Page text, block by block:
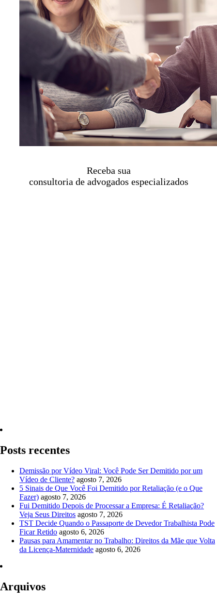
Receba sua
consultoria de advogados especializados
Posts recentes
Demissão por Vídeo Viral: Você Pode Ser Demitido por um
Vídeo de Cliente? agosto 7, 2026
5 Sinais de Que Você Foi Demitido por Retaliação (e o Que
Fazer) agosto 7, 2026
Fui Demitido Depois de Processar a Empresa: É Retaliação?
Veja Seus Direitos agosto 7, 2026
TST Decide Quando o Passaporte de Devedor Trabalhista Pode
Ficar Retido agosto 6, 2026
Pausas para Amamentar no Trabalho: Direitos da Mãe que Volta
da Licença-Maternidade agosto 6, 2026
Arquivos